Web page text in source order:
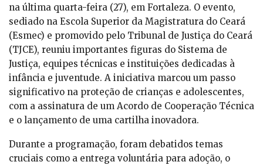
na última quarta-feira (27), em Fortaleza. O evento,
sediado na Escola Superior da Magistratura do Ceará
(Esmec) e promovido pelo Tribunal de Justiça do Ceará
(TJCE), reuniu importantes figuras do Sistema de
Justiça, equipes técnicas e instituições dedicadas à
infância e juventude. A iniciativa marcou um passo
significativo na proteção de crianças e adolescentes,
com a assinatura de um Acordo de Cooperação Técnica
e o lançamento de uma cartilha inovadora.
Durante a programação, foram debatidos temas
cruciais como a entrega voluntária para adoção, o